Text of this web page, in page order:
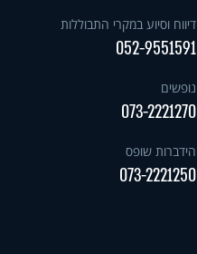
דיווח וסיוע במקרי התבוללות
052-9551591
נופשים
073-2221270
הידברות שופס
073-2221250